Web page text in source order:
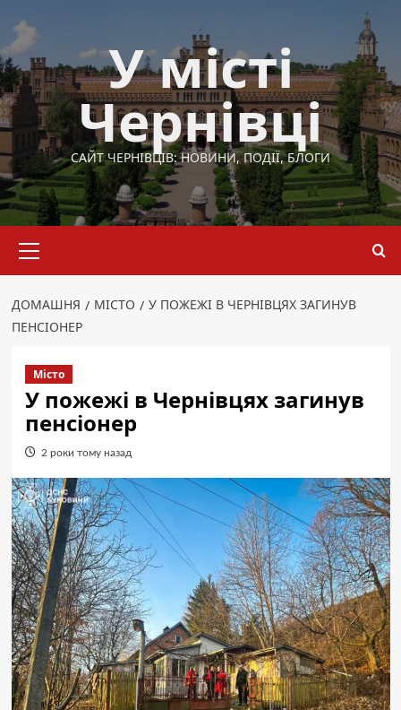
до
вмісту
У місті
Чернівці
САЙТ ЧЕРНІВЦІВ: НОВИНИ, ПОДІЇ, БЛОГИ
меню
ДОМАШНЯ МІСТО
У ПОЖЕЖІ В ЧЕРНІВЦЯХ ЗАГИНУВ
ПЕНСІОНЕР
Місто
У пожежі в Чернівцях загинув
пенсіонер
2 роки тому назад